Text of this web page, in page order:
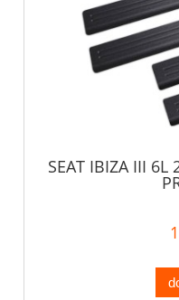
SEAT IBIZA III 6L